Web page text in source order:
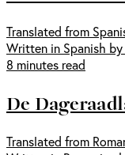
Translated from
Written in Spanish
8 minutes read
De
Translated from